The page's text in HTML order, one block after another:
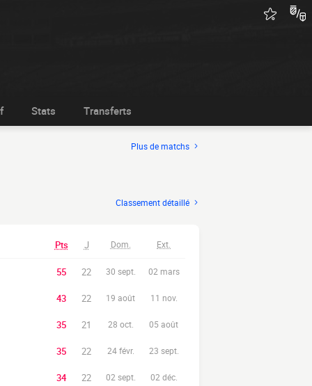
Stats Transferts
Plus de matchs
Classement détaillé
Pts J Dom. Ext.
55 22 30 sept. 02 mars
43 22 19 août 11 nov.
35 21 28 oct. 05 août
35 22 24 févr. 23 sept.
34 22 02 sept. 02 déc.